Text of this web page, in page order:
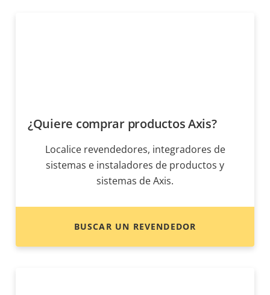
¿Quiere comprar productos Axis?
Localice revendedores, integradores de
sistemas e instaladores de productos y
sistemas de Axis.
BUSCAR UN REVENDEDOR